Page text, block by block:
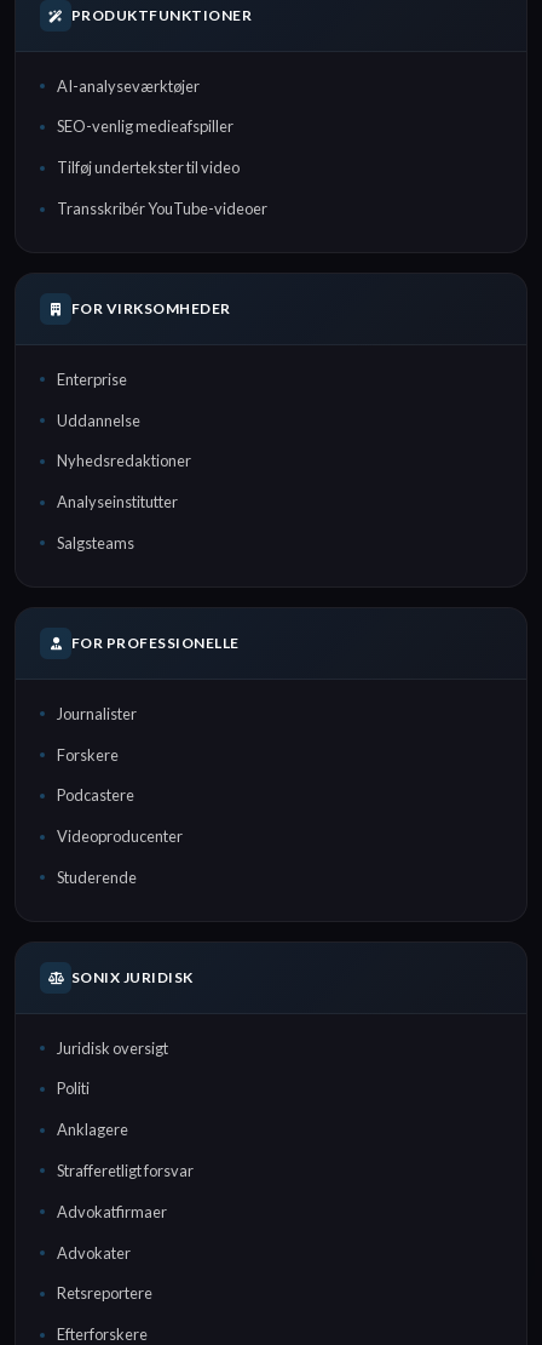
PRODUKTFUNKTIONER
AI-analyseværktøjer
SEO-venlig medieafspiller
Tilføj undertekster til video
Transskribér YouTube-videoer
FOR VIRKSOMHEDER
Enterprise
Uddannelse
Nyhedsredaktioner
Analyseinstitutter
Salgsteams
FOR PROFESSIONELLE
Journalister
Forskere
Podcastere
Videoproducenter
Studerende
SONIX JURIDISK
Juridisk oversigt
Politi
Anklagere
Strafferetligt forsvar
Advokatfirmaer
Advokater
Retsreportere
Efterforskere